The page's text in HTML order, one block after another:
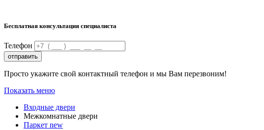
Бесплатная консультация специалиста
Телефон
отправить
Просто укажите свой контактный телефон и мы Вам перезвоним!
Показать меню
Входные двери
Межкомнатные двери
Паркет new